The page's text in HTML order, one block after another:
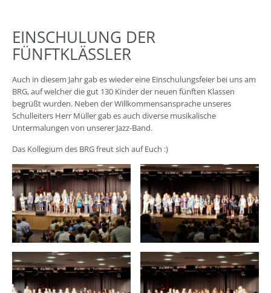
EINSCHULUNG DER
FÜNFTKLÄSSLER
Auch in diesem Jahr gab es wieder eine Einschulungsfeier bei uns am
BRG, auf welcher die gut 130 Kinder der neuen fünften Klassen
begrüßt wurden. Neben der Willkommensansprache unseres
Schulleiters Herr Müller gab es auch diverse musikalische
Untermalungen von unserer Jazz-Band.
Das Kollegium des BRG freut sich auf Euch :)